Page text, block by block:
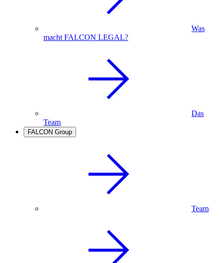
Was
macht FALCON LEGAL?
Das
Team
FALCON Group
Team